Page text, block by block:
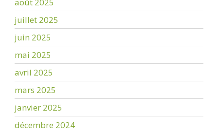
juillet 2025
juin 2025
mai 2025
avril 2025
mars 2025
janvier 2025
décembre 2024